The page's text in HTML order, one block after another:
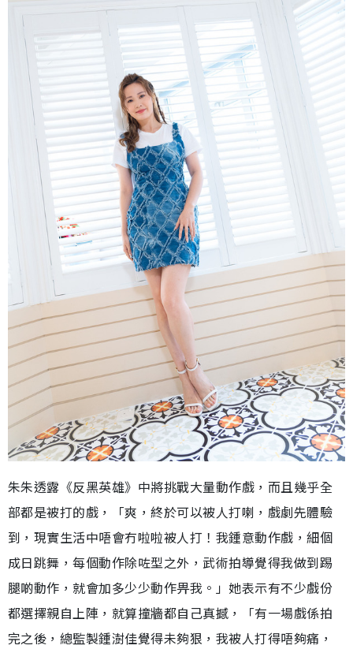
朱朱透露《反黑英雄》中將挑戰大量動作戲，而且幾乎全
部都是被打的戲，「爽，終於可以被人打喇，戲劇先體驗
到，現實生活中唔會冇啦啦被人打！我鍾意動作戲，細個
成日跳舞，每個動作除咗型之外，武術拍導覺得我做到踢
腿啲動作，就會加多少少動作畀我。」她表示有不少戲份
都選擇親自上陣，就算撞牆都自己真撼，「有一場戲係拍
完之後，總監製鍾澍佳覺得未夠狠，我被人打得唔夠痛，